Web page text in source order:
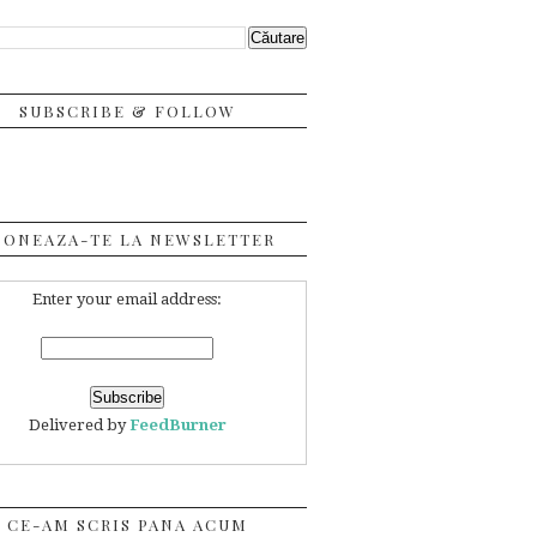
SUBSCRIBE & FOLLOW
TE LA NEWSLETTER
Enter your email address:
Delivered byFeedBurner
CE-AM SCRIS PANA ACUM